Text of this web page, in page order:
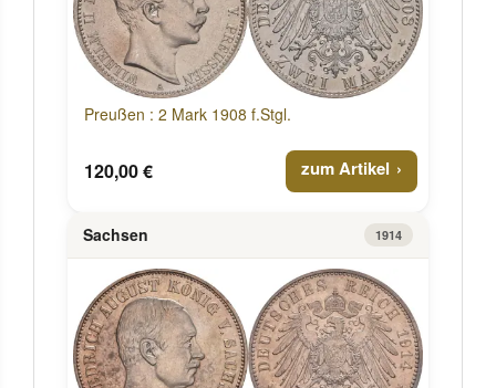
Preußen : 2 Mark 1908 f.Stgl.
120,00 € zum Artikel
Sachsen 1914